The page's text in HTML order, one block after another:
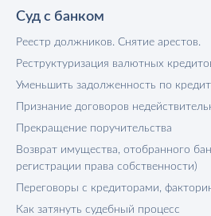
Суд с банком
Реестр должников. Снятие арестов.
Реструктуризация валютных
Уменьшить задолженность по
Признание договоров
Прекращение поручительства
Возврат имущества, отобранного
регистрации права собственности)
Переговоры с кредиторами,
Как затянуть судебный процесс